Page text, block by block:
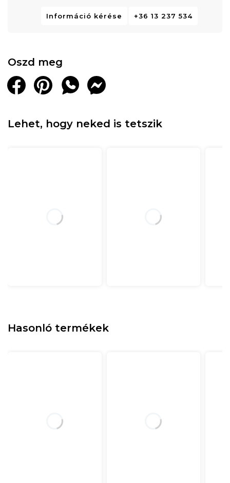
Információ kérése +36 13 237 534
Oszd meg
Lehet, hogy neked is tetszik
Hasonló termékek